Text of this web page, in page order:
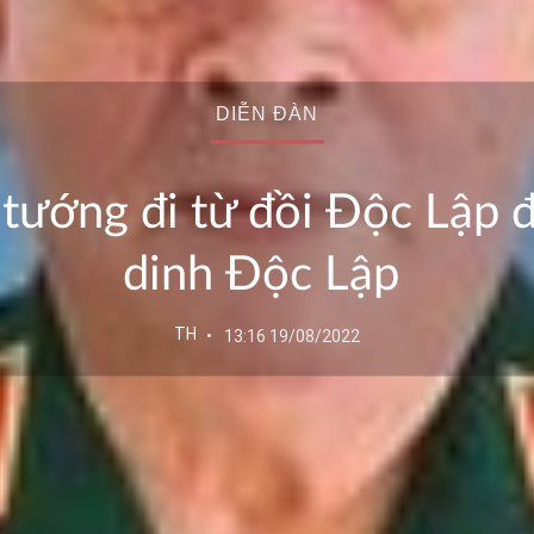
DIỄN ĐÀN
đi từ đồi Độc Lập
dinh Độc Lập
TH 13:16 19/08/2022